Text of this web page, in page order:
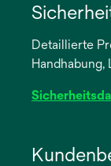
neuen
Registerkarte
Detaillierte